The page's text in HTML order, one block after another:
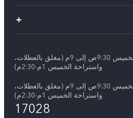
أوقات العمل: السبت-الخميس 9:30ص إلى 9م (مغلق بالعطلات،
واستراحة الخميس 1م-2:30م)
أوقات العمل: السبت-الخميس 9:30ص إلى 9م (مغلق بالعطلات،
واستراحة الخميس 1م-2:30م)
17028